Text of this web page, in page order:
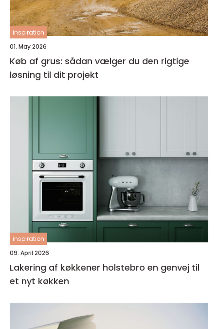
inspiration
01. May 2026
Køb af grus: sådan vælger du den rigtige
løsning til dit projekt
inspiration
09. April 2026
Lakering af køkkener holstebro en genvej til
et nyt køkken